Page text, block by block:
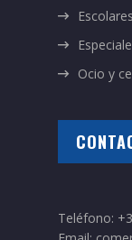
Escolares
Ocio y
Teléfono: